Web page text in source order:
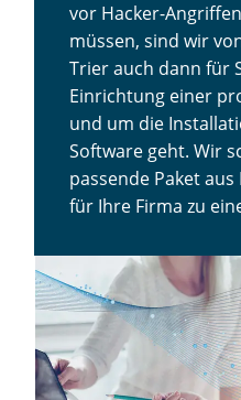
vor Hacker-
müssen, sind wir von
Trier auch dann für
Einrichtung einer
und um die
Software geht. Wir
passende Paket
für Ihre Firma zu